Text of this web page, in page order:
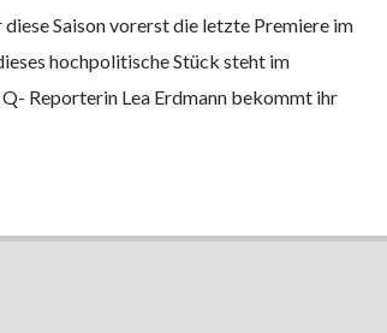
Saison vorerst die letzte Premiere im
hochpolitische Stück steht im
Reporterin Lea Erdmann bekommt ihr